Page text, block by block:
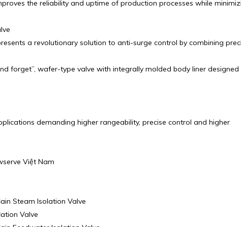
the reliability and uptime of production processes while
a revolutionary solution to anti-surge control by combining
forget”, wafer-type valve with integrally molded body liner designed
demanding higher rangeability, precise control and higher
Việt Nam
Steam Isolation Valve
Valve